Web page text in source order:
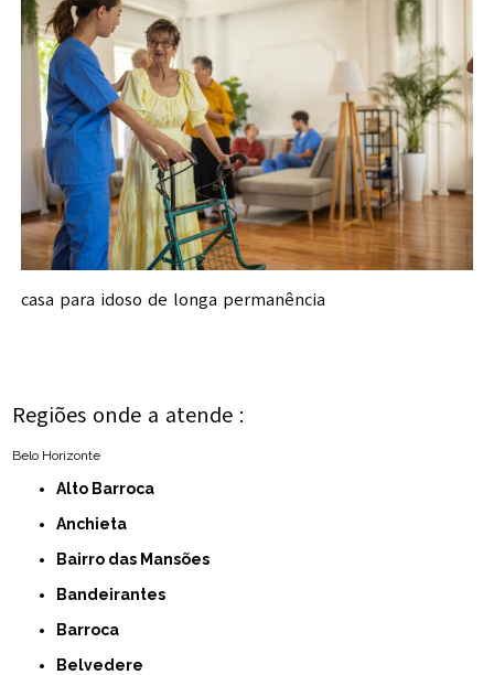
casa para idoso de longa permanência
Regiões onde a atende :
Belo Horizonte
Alto Barroca
Anchieta
Bairro das Mansões
Bandeirantes
Barroca
Belvedere